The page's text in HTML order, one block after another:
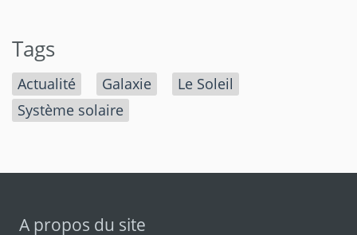
Tags
Actualité Galaxie
Le Soleil
Système solaire
A propos du site